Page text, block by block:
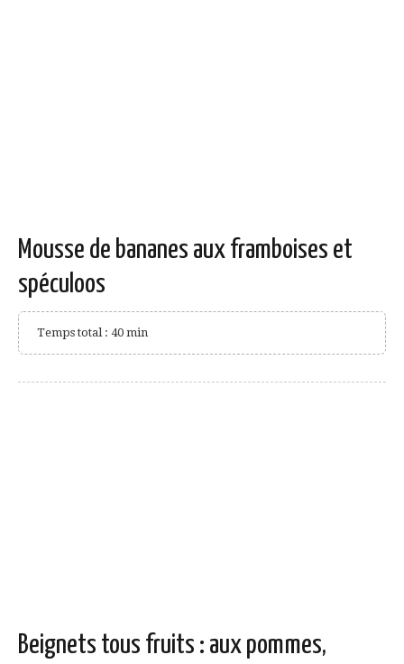
Mousse de bananes aux framboises et
spéculoos
Temps total : 40 min
Beignets tous fruits : aux pommes,